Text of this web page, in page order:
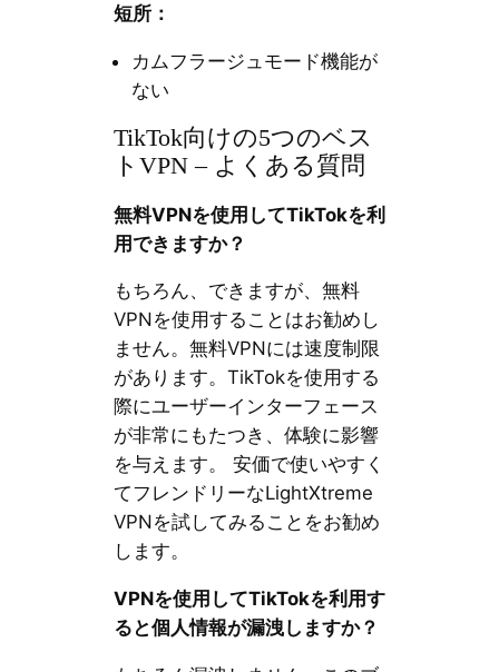
短所：
カムフラージュモード機能が
ない
TikTok向けの5つのベス
トVPN – よくある質問
無料VPNを使用してTikTokを利
用できますか？
もちろん、できますが、無料
VPNを使用することはお勧めし
ません。無料VPNには速度制限
があります。TikTokを使用する
際にユーザーインターフェース
が非常にもたつき、体験に影響
を与えます。 安価で使いやすく
てフレンドリーなLightXtreme
VPNを試してみることをお勧め
します。
VPNを使用してTikTokを利用す
ると個人情報が漏洩しますか？